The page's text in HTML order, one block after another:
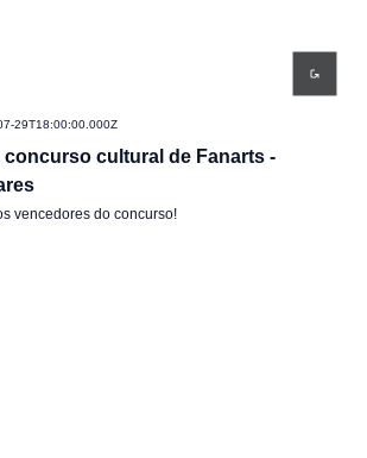
29T18:00:00.000Z
cultural de Fanarts -
vencedores do concurso!